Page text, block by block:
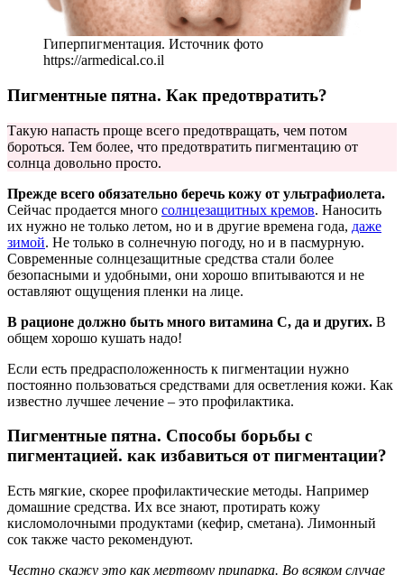
Гиперпигментация. Источник фото
https://armedical.co.il
Пигментные пятна. Как предотвратить?
Такую напасть проще всего предотвращать, чем потом
бороться. Тем более, что предотвратить пигментацию от
солнца довольно просто.
Прежде всего обязательно беречь кожу от ультрафиолета.
Сейчас продается много солнцезащитных кремов. Наносить
их нужно не только летом, но и в другие времена года, даже
зимой. Не только в солнечную погоду, но и в пасмурную.
Современные солнцезащитные средства стали более
безопасными и удобными, они хорошо впитываются и не
оставляют ощущения пленки на лице.
В рационе должно быть много витамина С, да и других. В
общем хорошо кушать надо!
Если есть предрасположенность к пигментации нужно
постоянно пользоваться средствами для осветления кожи. Как
известно лучшее лечение – это профилактика.
Пигментные пятна. Способы борьбы с
пигментацией. как избавиться от пигментации?
Есть мягкие, скорее профилактические методы. Например
домашние средства. Их все знают, протирать кожу
кисломолочными продуктами (кефир, сметана). Лимонный
сок также часто рекомендуют.
Честно скажу это как мертвому припарка. Во всяком случае